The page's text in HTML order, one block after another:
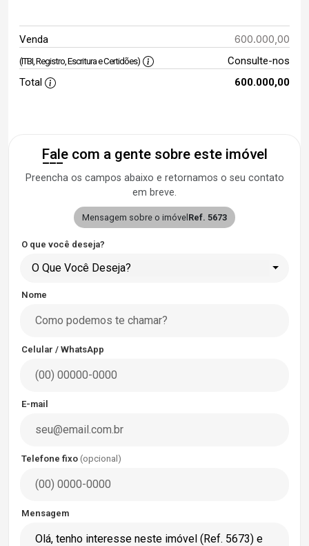
Venda 600.000,00
(ITBI, Registro, Escritura e Certidões)
Consulte-nos
Total
600.000,00
Fale com a gente sobre este imóvel
Preencha os campos abaixo e retornamos o seu contato
em breve.
Mensagem sobre o imóvelRef. 5673
O que você deseja?
O Que Você Deseja?
Nome
Celular / WhatsApp
E-mail
Telefone fixo (opcional)
Mensagem